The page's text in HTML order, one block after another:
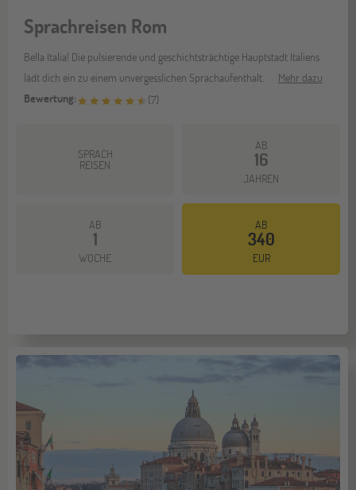
Sprachreisen Rom
Bella Italia! Die pulsierende und geschichtsträchtige Hauptstadt Italiens
lädt dich ein zu einem unvergesslichen Sprachaufenthalt.
Mehr dazu
Bewertung:
(7)
SPRACH
REISEN
AB
16
JAHREN
AB
1
WOCHE
AB
340
EUR